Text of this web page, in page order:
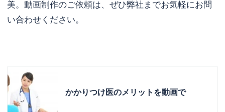
美。動画制作のご依頼は、ぜひ弊社までお気軽にお問
い合わせください。
かかりつけ医のメリットを動画で